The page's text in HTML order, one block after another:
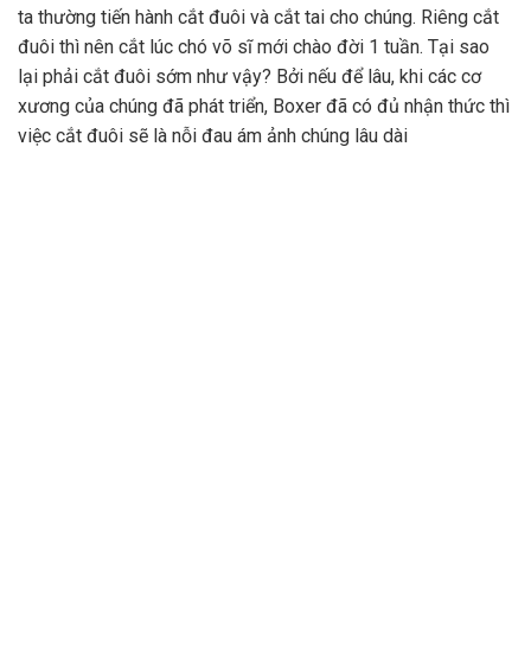
ta thường tiến hành cắt đuôi và cắt tai cho chúng. Riêng cắt
đuôi thì nên cắt lúc chó võ sĩ mới chào đời 1 tuần. Tại sao
lại phải cắt đuôi sớm như vậy? Bởi nếu để lâu, khi các cơ
xương của chúng đã phát triển, Boxer đã có đủ nhận thức thì
việc cắt đuôi sẽ là nỗi đau ám ảnh chúng lâu dài